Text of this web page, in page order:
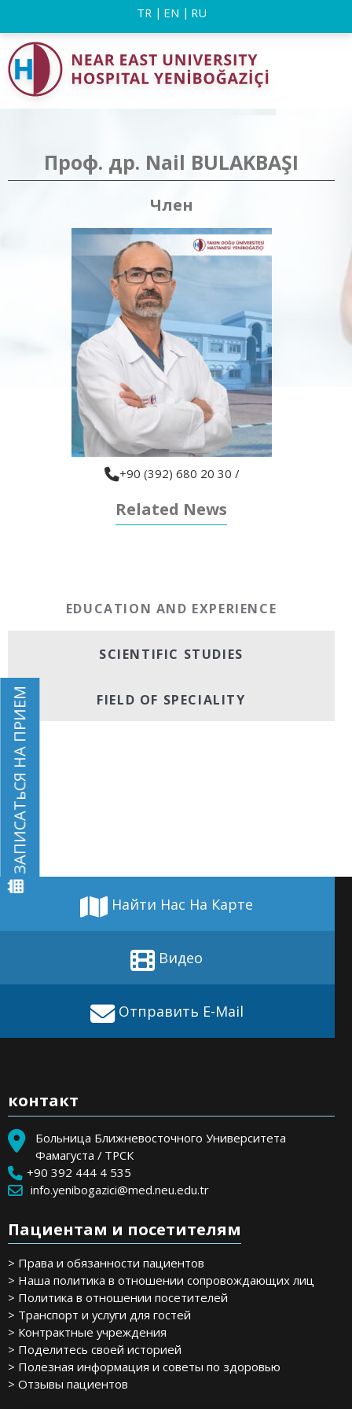
TR EN RU
Проф. др. Nail BULAKBAŞI
Член
+90 (392) 680 20 30 /
Related News
EDUCATION AND EXPERIENCE
SCIENTIFIC STUDIES
FIELD OF SPECIALITY
Найти Нас На Карте
ЗАПИСАТьСЯ НА ПРИЕМ
Видео
Отправить E-Mail
контакт
Больница Ближневосточного Университета
Фамагуста / ТРСК
+90 392 444 4 535
info.yenibogazici@med.neu.edu.tr
Пациентам и посетителям
> Права и обязанности пациентов
> Наша политика в отношении сопровождающих лиц
> Политика в отношении посетителей
> Транспорт и услуги для гостей
> Контрактные учреждения
> Поделитесь своей историей
> Полезная информация и советы по здоровью
> Отзывы пациентов